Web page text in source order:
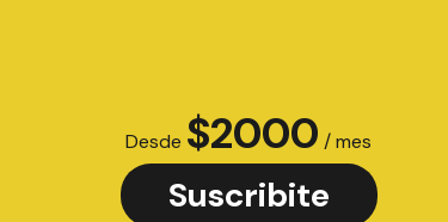
Desde $2000 / mes
Suscribite